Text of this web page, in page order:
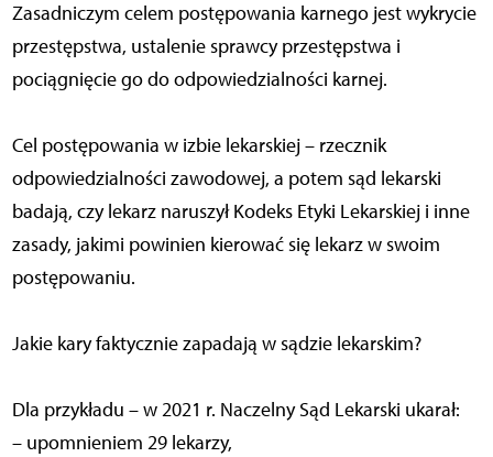
Zasadniczym celem postępowania karnego jest wykrycie
przestępstwa, ustalenie sprawcy przestępstwa i
pociągnięcie go do odpowiedzialności karnej.
Cel postępowania w izbie lekarskiej – rzecznik
odpowiedzialności zawodowej, a potem sąd lekarski
badają, czy lekarz naruszył Kodeks Etyki Lekarskiej i inne
zasady, jakimi powinien kierować się lekarz w swoim
postępowaniu.
Jakie kary faktycznie zapadają w sądzie lekarskim?
Dla przykładu – w 2021 r. Naczelny Sąd Lekarski ukarał:
– upomnieniem 29 lekarzy,